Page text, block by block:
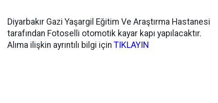
Diyarbakır Gazi Yaşargil Eğitim Ve Araştırma Hastanesi
tarafından Fotoselli otomotik kayar kapı yapılacaktır.
Alıma ilişkin ayrıntılı bilgi için TIKLAYIN